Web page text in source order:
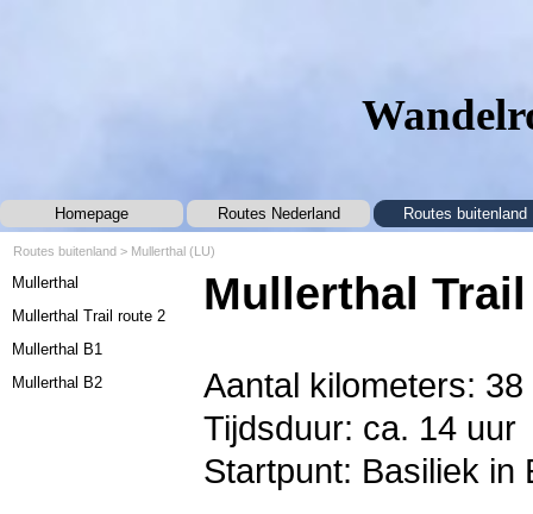
Homepage Routes Nederland ▼
Routes buitenland
Routes buitenland > Mullerthal (LU)
Mullerthal
Mullerthal Trail route 2
Mullerthal B1
Mullerthal B2
Mullerthal
Aantal kilometers: 38
Tijdsduur: ca. 14 uur
Startpunt: Basiliek in